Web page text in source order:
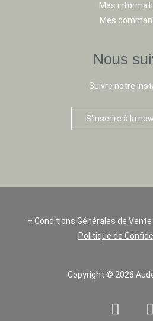
Mes
Mes
Nous
Suivre notre
S'inscrire à la
– Conditions Générales de Vente
Politique de
Copyright © 2026